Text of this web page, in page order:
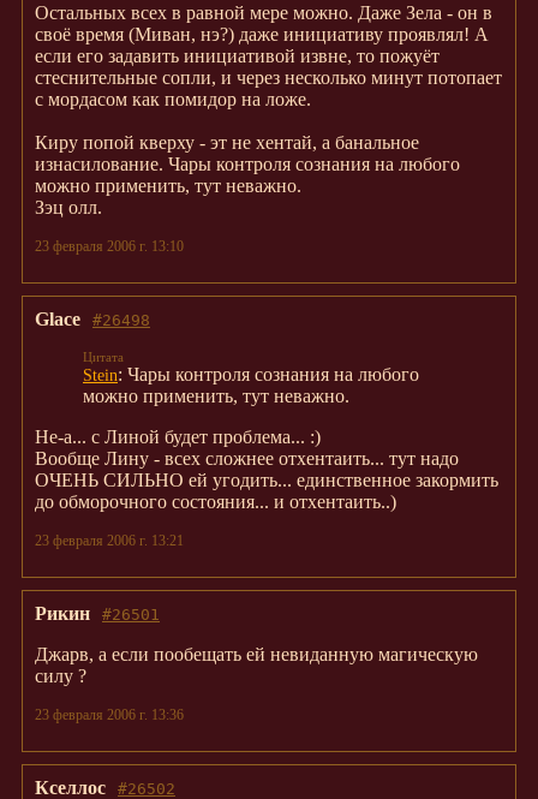
Остальных всех в равной мере можно. Даже Зела - он в
своё время (Миван, нэ?) даже инициативу проявлял! А
если его задавить инициативой извне, то пожуёт
стеснительные сопли, и через несколько минут потопает
с мордасом как помидор на ложе.
Киру попой кверху - эт не хентай, а банальное
изнасилование. Чары контроля сознания на любого
можно применить, тут неважно.
Зэц олл.
23 февраля 2006 г. 13:10
#26498
Glace
Stein: Чары контроля сознания на любого
можно применить, тут неважно.
Не-а... с Линой будет проблема... :)
Вообще Лину - всех сложнее отхентаить... тут надо
ОЧЕНЬ СИЛЬНО ей угодить... единственное закормить
до обморочного состояния... и отхентаить..)
23 февраля 2006 г. 13:21
#26501
Рикин
Джарв, а если пообещать ей невиданную магическую
силу ?
23 февраля 2006 г. 13:36
#26502
Кселлoc